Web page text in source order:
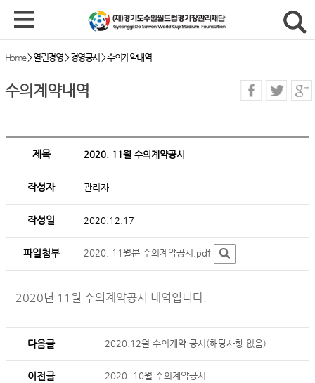
Home>열린경영>경영공시 >수의계약내역
수의계약내역
제목 2020. 11월 수의계약공시
작성자 관리자
작성일 2020.12.17
파일첨부 2020. 11월분 수의계약공시.pdf
2020년 11월 수의계약공시 내역입니다.
다음글 2020.12월 수의계약 공시(해당사항 없음)
이전글 2020. 10월 수의계약공시